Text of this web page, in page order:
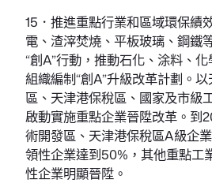
15．推進重點行業和區域環保績
電、渣滓焚燒、平板玻璃、鋼鐵
“創A”行動，推動石化、涂料、
組織編制“創A”升級改革計劃。
區、天津港保稅區、國家及市級
啟動實施重點企業晉陞改革。到
術開發區、天津港保稅區A級企
領性企業達到50%，其他重點工
性企業明顯晉陞。